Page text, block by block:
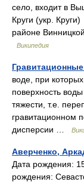
село, входит в
Круги (укр.
районе
Википедия
воде, при
поверхность
тяжести, т.е.
гравитационном
дисперсии …
Аверченко,
Дата рождения:
рождения: